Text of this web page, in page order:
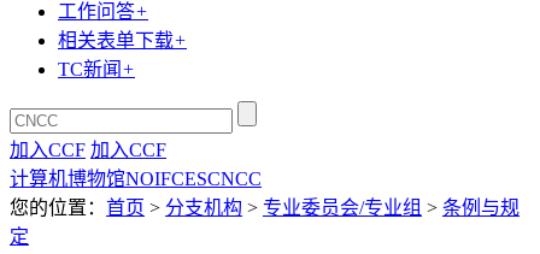
工作问答+
相关表单下载+
TC新闻 +
加入CCF 加入CCF
计算机博物馆NOIFCESCNCC
您的位置： 首页 > 分支机构 > 专业委员会/专业组 > 条例与规
定